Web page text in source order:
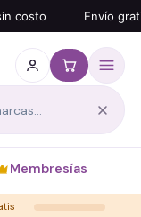
Envío gratis
Membresías